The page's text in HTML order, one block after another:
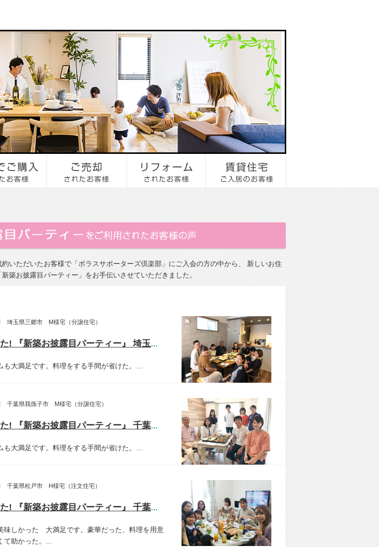
いただいたお客様で「ポラスサポーターズ倶楽部」にご入会の方の中から、 新しいお住
築お披露目パーティー」をお手伝いさせていただきました。
埼玉県三郷市 M様宅（分譲住宅）
開催しました! 『新築お披露目パーティー』 埼玉県三郷市 M様宅
も大満足です。料理をする手間が省けた。…
千葉県我孫子市 M様宅（分譲住宅）
開催しました! 『新築お披露目パーティー』 千葉県我孫子市 M様宅
も大満足です。料理をする手間が省けた。…
千葉県松戸市 H様宅（注文住宅）
開催しました! 『新築お披露目パーティー』 千葉県松戸市 H様宅
味しかった 大満足です。豪華だった、料理を用意
て助かった。…